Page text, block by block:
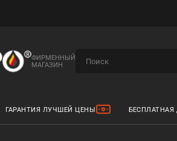
ФИРМЕННЫЙ
МАГАЗИН
ГАРАНТИЯ ЛУЧШЕЙ ЦЕНЫ БЕСПЛАТНАЯ